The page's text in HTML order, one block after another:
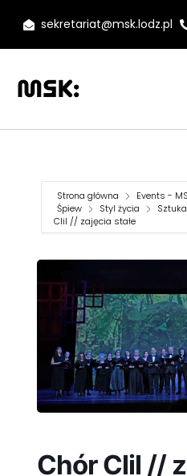
sekretariat@msk.lodz.pl
Strona główna Events -
Śpiew
Styl życia Sztuka
Clil // zajęcia stałe
Chór Clil //